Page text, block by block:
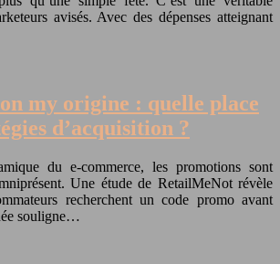
avisés. Avec des dépenses atteignant
my origine : quelle place
d’acquisition ?
du e-commerce, les promotions sont
Une étude de RetailMeNot révèle
recherchent un code promo avant
souligne…